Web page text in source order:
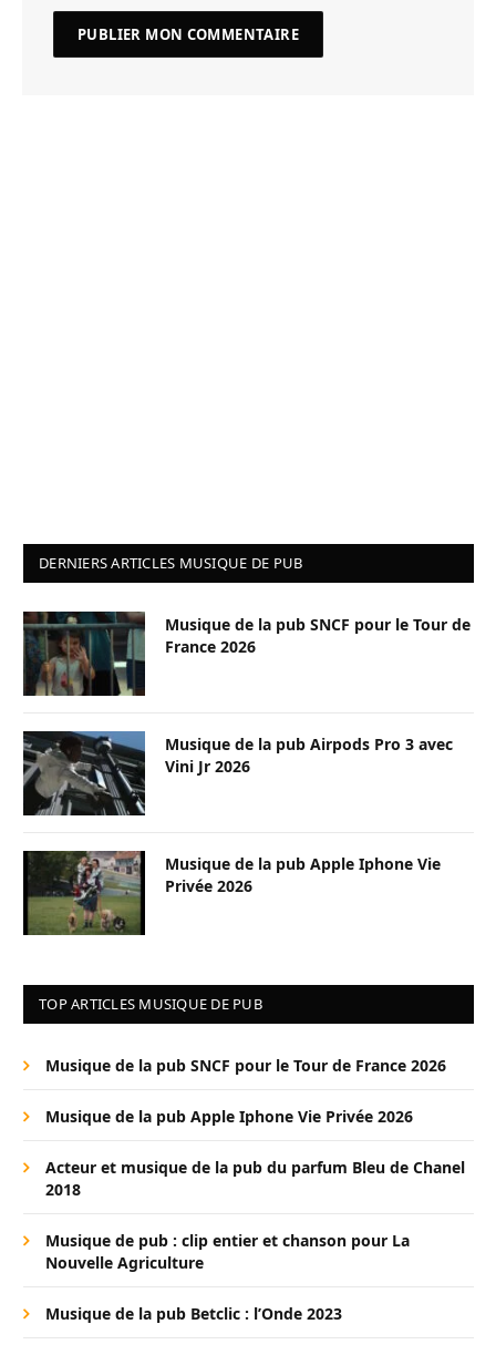
DERNIERS ARTICLES MUSIQUE DE PUB
Musique de la pub SNCF pour le Tour de
France 2026
Musique de la pub Airpods Pro 3 avec
Vini Jr 2026
Musique de la pub Apple Iphone Vie
Privée 2026
TOP ARTICLES MUSIQUE DE PUB
Musique de la pub SNCF pour le Tour de France 2026
Musique de la pub Apple Iphone Vie Privée 2026
Acteur et musique de la pub du parfum Bleu de Chanel
2018
Musique de pub : clip entier et chanson pour La
Nouvelle Agriculture
Musique de la pub Betclic : l’Onde 2023